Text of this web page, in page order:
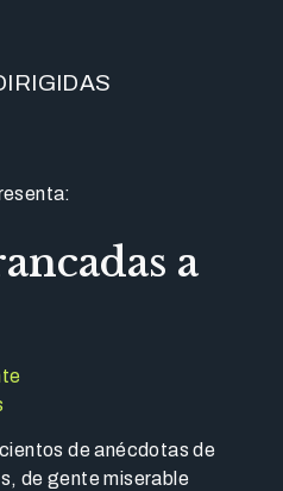
a
de anécdotas de
de gente miserable